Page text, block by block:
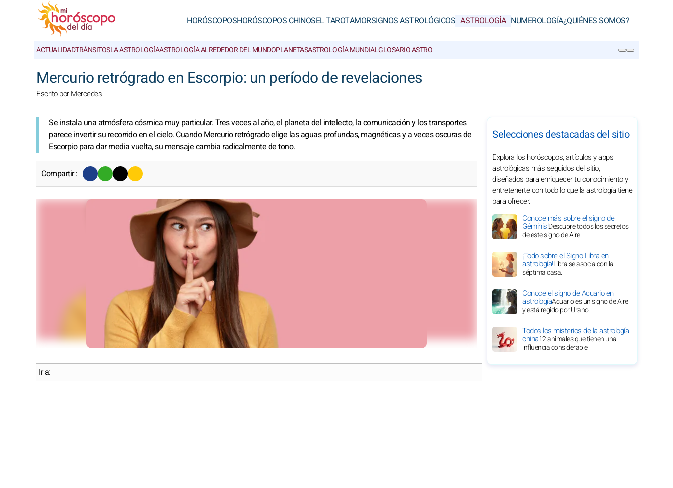
HORÓSCOPOSHORÓSCOPOS CHINOSEL TAROTAMORSIGNOS ASTROLÓGICOS ASTROLOGÍA NUMEROLOGÍA¿QUIÉNES SOMOS?
ACTUALIDADTRÁNSITOSLA ASTROLOGÍAASTROLOGÍA ALREDEDOR DEL MUNDOPLANETASASTROLOGÍA MUNDIALGLOSARIO ASTRO
Mercurio retrógrado en Escorpio: un período de revelaciones
Escrito por Mercedes
Se instala una atmósfera cósmica muy particular. Tres veces al año, el planeta del intelecto, la comunicación y los transportes
parece invertir su recorrido en el cielo. Cuando Mercurio retrógrado elige las aguas profundas, magnéticas y a veces oscuras de
Escorpio para dar media vuelta, su mensaje cambia radicalmente de tono.
Compartir :
Ir a:
Selecciones destacadas del sitio
Explora los horóscopos, artículos y apps
astrológicas más seguidos del sitio,
diseñados para enriquecer tu conocimiento y
entretenerte con todo lo que la astrología tiene
para ofrecer.
Conoce más sobre el signo de
Géminis!Descubre todos los secretos
de este signo de Aire.
¡Todo sobre el Signo Libra en
astrología!Libra se asocia con la
séptima casa.
Conoce el signo de Acuario en
astrologíaAcuario es un signo de Aire
y está regido por Urano.
Todos los misterios de la astrología
china12 animales que tienen una
influencia considerable